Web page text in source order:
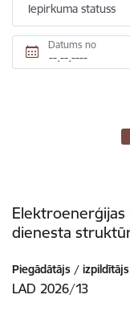
Iepirkuma statuss
Datums no
Elektroenerģijas
dienesta
Piegādātājs /
LAD 2026/13